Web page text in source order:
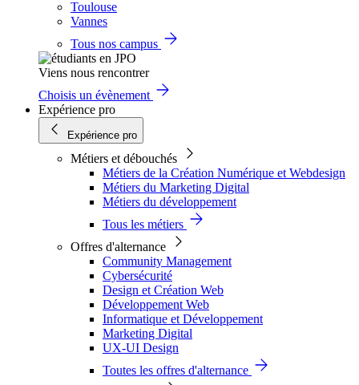
Toulouse
Vannes
Tous nos campus
Viens nous rencontrer
Choisis un évènement
Expérience pro
Expérience pro
Métiers et débouchés
Métiers de la Création Numérique et Webdesign
Métiers du Marketing Digital
Métiers du développement
Tous les métiers
Offres d'alternance
Community Management
Cybersécurité
Design et Création Web
Développement Web
Informatique et Développement
Marketing Digital
UX-UI Design
Toutes les offres d'alternance